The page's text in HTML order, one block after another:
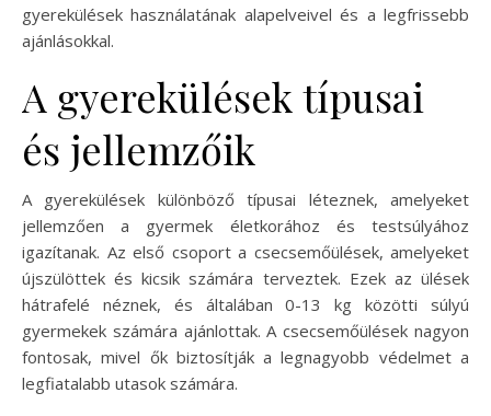
gyerekülések használatának alapelveivel és a legfrissebb
ajánlásokkal.
A gyerekülések típusai
és jellemzőik
A gyerekülések különböző típusai léteznek, amelyeket
jellemzően a gyermek életkorához és testsúlyához
igazítanak. Az első csoport a csecsemőülések, amelyeket
újszülöttek és kicsik számára terveztek. Ezek az ülések
hátrafelé néznek, és általában 0-13 kg közötti súlyú
gyermekek számára ajánlottak. A csecsemőülések nagyon
fontosak, mivel ők biztosítják a legnagyobb védelmet a
legfiatalabb utasok számára.